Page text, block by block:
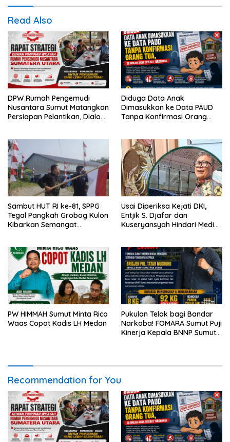
Read Also
DPW Rumah Pengemudi
Nusantara Sumut Matangkan
Persiapan Pelantikan, Dialog
Diduga Data Anak
Dimasukkan ke Data PAUD
Tanpa Konfirmasi Orang
Sambut HUT RI ke-81, SPPG
Tegal Pangkah Grobog Kulon
Kibarkan Semangat
Usai Diperiksa Kejati DKI,
Entjik S. Djafar dan
Kuseryansyah Hindari Media,
PW HIMMAH Sumut Minta Rico
Waas Copot Kadis LH Medan
Pukulan Telak bagi Bandar
Narkoba! FOMARA Sumut Puji
Kinerja Kepala BNNP Sumut
Recommendation for You